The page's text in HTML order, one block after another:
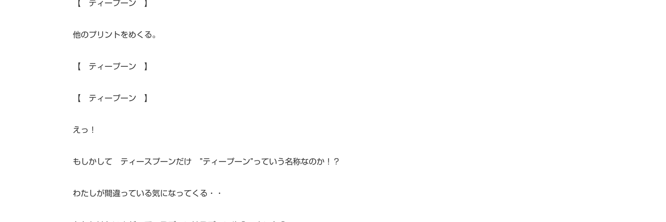
【 ティープーン 】
他のプリントをめくる。
【 ティープーン 】
【 ティープーン 】
えっ！
もしかして ティースプーンだけ ”ティープーン”っていう名称なのか！？
わたしが間違っている気になってくる・・